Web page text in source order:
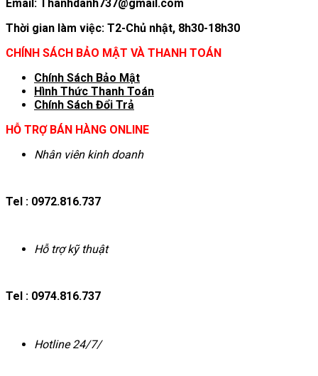
Email: Thanhdanh737@gmail.com
Thời gian làm việc: T2-Chủ nhật, 8h30-18h30
CHÍNH SÁCH BẢO MẬT VÀ THANH TOÁN
Chính Sách Bảo Mật
Hình Thức Thanh Toán
Chính Sách Đổi Trả
HỖ TRỢ BÁN HÀNG ONLINE
Nhân viên kinh doanh
Tel : 0972.816.737
Hỗ trợ kỹ thuật
Tel : 0974.816.737
Hotline 24/7/